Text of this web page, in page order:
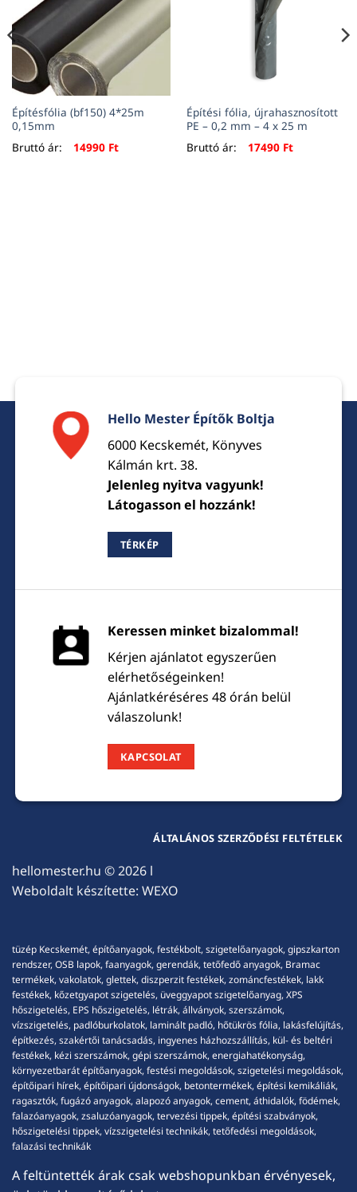
Építésfólia (bf150) 4*25m
0,15mm
Bruttó ár:
14990 Ft
Építési fólia, újrahasznosított
PE – 0,2 mm – 4 x 25 m
Bruttó ár:
17490 Ft
Hello Mester Építők Boltja
6000 Kecskemét, Könyves
Kálmán krt. 38.
Jelenleg nyitva vagyunk!
Látogasson el hozzánk!
TÉRKÉP
Keressen minket bizalommal!
Kérjen ajánlatot egyszerűen
elérhetőségeinken!
Ajánlatkéréséres 48 órán belül
válaszolunk!
KAPCSOLAT
hellomester.hu © 2026 l
Weboldalt készítette: WEXO
ÁLTALÁNOS SZERZŐDÉSI FELTÉTELEK
tüzép Kecskemét, építőanyagok, festékbolt, szigetelőanyagok, gipszkarton
rendszer, OSB lapok, faanyagok, gerendák, tetőfedő anyagok, Bramac
termékek, vakolatok, glettek, diszperzit festékek, zománcfestékek, lakk
festékek, kőzetgyapot szigetelés, üveggyapot szigetelőanyag, XPS
hőszigetelés, EPS hőszigetelés, létrák, állványok, szerszámok,
vízszigetelés, padlóburkolatok, laminált padló, hőtükrös fólia, lakásfelújítás,
építkezés, szakértői tanácsadás, ingyenes házhozszállítás, kül- és beltéri
festékek, kézi szerszámok, gépi szerszámok, energiahatékonyság,
környezetbarát építőanyagok, festési megoldások, szigetelési megoldások,
építőipari hírek, építőipari újdonságok, betontermékek, építési kemikáliák,
ragasztók, fugázó anyagok, alapozó anyagok, cement, áthidalók, födémek,
falazóanyagok, zsaluzóanyagok, tervezési tippek, építési szabványok,
hőszigetelési tippek, vízszigetelési technikák, tetőfedési megoldások,
falazási technikák
A feltüntették árak csak webshopunkban érvényesek,